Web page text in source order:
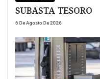
SUBASTA TESORO
6 De Agosto De 2026